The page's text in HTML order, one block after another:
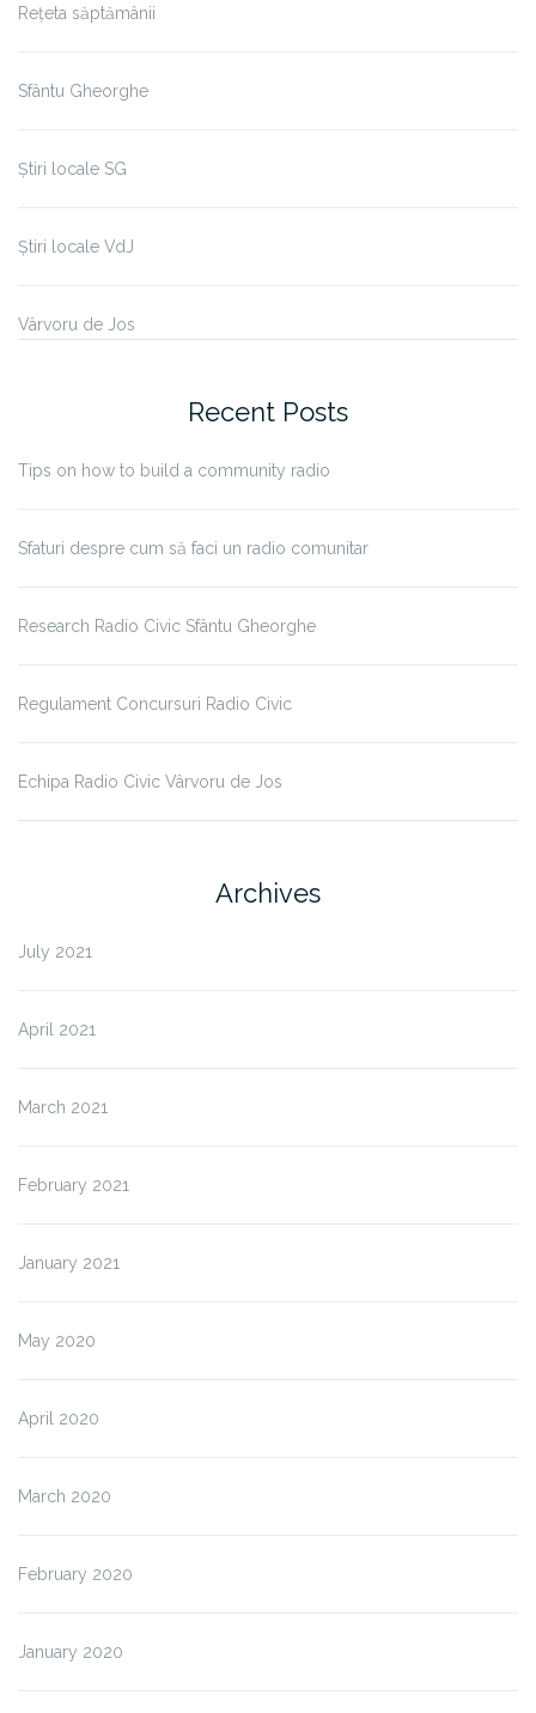
Rețeta săptămânii
Sfântu Gheorghe
Știri locale SG
Știri locale VdJ
Vârvoru de Jos
Recent Posts
Tips on how to build a community radio
Sfaturi despre cum să faci un radio comunitar
Research Radio Civic Sfântu Gheorghe
Regulament Concursuri Radio Civic
Echipa Radio Civic Vârvoru de Jos
Archives
July 2021
April 2021
March 2021
February 2021
January 2021
May 2020
April 2020
March 2020
February 2020
January 2020